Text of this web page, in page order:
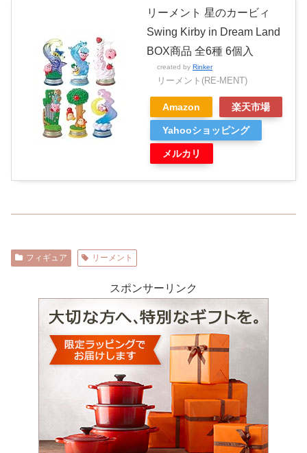
リーメント 星のカービィ
Swing Kirby in Dream Land
BOX商品 全6種 6個入
created by Rinker
リーメント(RE-MENT)
Amazon 楽天市場
Yahooショッピング
メルカリ
フィギュア リーメント
スポンサーリンク